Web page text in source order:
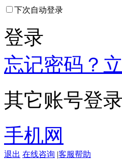
下次自动登录
登录
忘记密码？
其它账号登录
手机网
退出 在线咨询 |客服帮助